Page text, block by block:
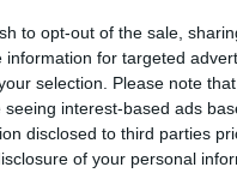
to opt-out of the sale,
information for targeted
selection. Please note
seeing interest-based ads
disclosed to third parties
of your personal